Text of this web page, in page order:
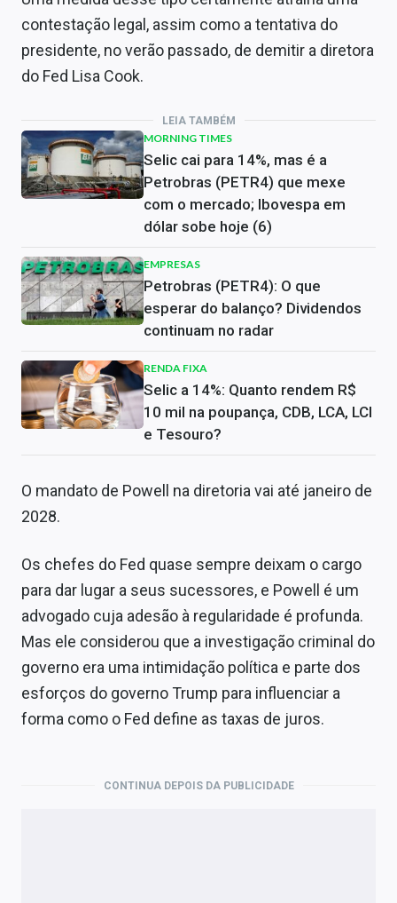
contestação legal, assim como a tentativa do
presidente, no verão passado, de demitir a diretora
do Fed Lisa Cook.
LEIA TAMBÉM
MORNING TIMES
Selic cai para 14%, mas é a
Petrobras (PETR4) que mexe
com o mercado; Ibovespa em
dólar sobe hoje (6)
EMPRESAS
Petrobras (PETR4): O que
esperar do balanço? Dividendos
continuam no radar
RENDA FIXA
Selic a 14%: Quanto rendem R$
10 mil na poupança, CDB, LCA, LCI
e Tesouro?
O mandato de Powell na diretoria vai até janeiro de
2028.
Os chefes do Fed quase sempre deixam o cargo
para dar lugar a seus sucessores, e Powell é um
advogado cuja adesão à regularidade é profunda.
Mas ele considerou que a investigação criminal do
governo era uma intimidação política e parte dos
esforços do governo Trump para influenciar a
forma como o Fed define as taxas de juros.
CONTINUA DEPOIS DA PUBLICIDADE